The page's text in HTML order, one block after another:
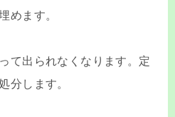
めます。
て出られなくなります。定
分します。